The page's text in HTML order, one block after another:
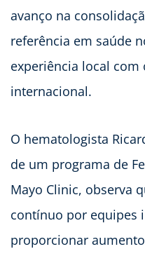
avanço na
referência em saúde
experiência local
internacional.
O hematologista
de um programa de
Mayo Clinic, observa
contínuo por equipes
proporcionar